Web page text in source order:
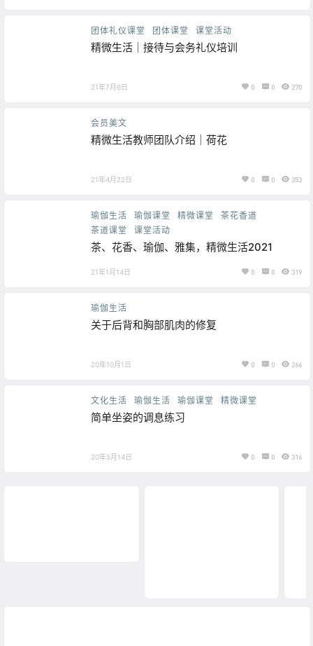
团体礼仪课堂 团体课堂 课堂活动
精微生活｜接待与会务礼仪培训
21年7月6日 0 0 270
会员美文
精微生活教师团队介绍｜荷花
21年4月22日 0 0 353
瑜伽生活 瑜伽课堂 精微课堂
茶花香道
茶道课堂
课堂活动
茶、花香、瑜伽、雅集，精微生活2021
21年1月14日 0 0 319
瑜伽生活
关于后背和胸部肌肉的修复
20年10月1日 0 0 266
文化生活 瑜伽生活 瑜伽课堂 精微课堂
简单坐姿的调息练习
20年5月14日 0 0 316